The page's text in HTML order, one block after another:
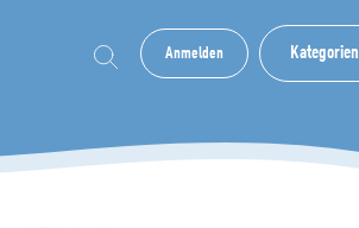
Anmelden Kategorien